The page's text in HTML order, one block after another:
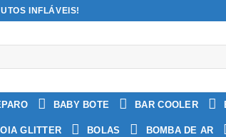
INFLÁVEIS!
BABY BOTE BAR COOLER
GLITTER BOLAS BOMBA DE AR